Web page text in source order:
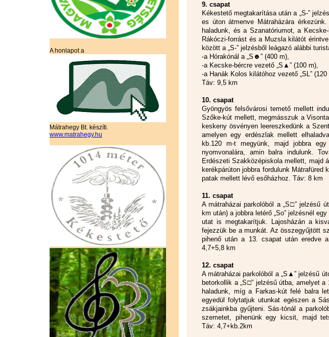
A honlapot a
Mátrahegy Bt. készíti.
www.matrahegy.hu
9. csapat
Kékestető megtakarítása után a „S-”
es úton átmenve Mátraházára
haladunk, és a Szanatóriumot, a
Rákóczi-forrást és a Muzsla kilátót
között a „S-” jelzésből leágazó alábbi
-a Hórakónál a „S☻” (400 m),
-a Kecske-bércre vezető „S▲” (100 m),
-a Hanák Kolos kilátóhoz vezető „SL” (120
Táv: 9,5 km
10. csapat
Gyöngyös felsővárosi temető mellett
Szőke-kút mellett, megmásszuk a
keskeny ösvényen leereszkedünk a
amelyen egy erdészlak mellett
kb.120 m-t megyünk, majd jobbra
nyomvonalára, amin balra indulunk.
Erdészeti Szakközépiskola mellett, majd
kerékpárúton jobbra fordulunk
patak mellett lévő esőházhoz. Táv: 8 km
11. csapat
A mátraházai parkolóból a „S□” jelzésű
km után) a jobbra letérő „So” jelzésnél
utat is megtakarítjuk. Lajosházán a
fejezzük be a munkát. Az összegyűjtött
pihenő után a 13. csapat után eredve a
4,7+5,8 km
12. csapat
A mátraházai parkolóból a „S▲” jelzésű
betorkollik a „S□” jelzésű útba, amelyet
haladunk, míg a Farkas-kút felé balra
egyedül folytatjuk utunkat egészen a
zsákjainkba gyűjteni. Sás-tónál a
szemetet, pihenünk egy kicsit, majd
Táv: 4,7+kb.2km